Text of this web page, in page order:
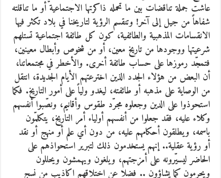
عاشت جملة تناقضات بين ما تحمله ذاكرتها الاجتماعية أو ما تناقلته
شفاهاً من جيل إلى آخر! وتنقسم الرؤية لتاريخنا في بلاد تكثر فيها
الانقسامات المذهبية والطائفية، كون كل طائفة اجتماعية تستلهم
شرعيتها ووجودها من تاريخ معين، أو من شخوص وأبطال معينين،
فتمجّد رموزها على حساب طائفة أخرى. والأخطر في مجتمعاتنا،
أن البعض من هؤلاء الجدد الذين اخترعتهم الأيام الجديدة، انتقل
من الوصاية على مذهبه أو طائفته، ليغدو ولياً على أمور التاريخ. فكما
استحوذوا على الدين وجعلوه مجرّد طقوس وأقانيم، ونصّبوا أنفسهم
وكلاء عليه، فقد جعلوا من أنفسهم أولياء أمر التاريخ، يتكلمّون
باسمه، ويطلقون أحكامهم عليه، من دون أي علم أو منهج أو نقد
أو رؤية عقلية.. إنهم يستخدمون ذلك لتبرير استحواذهم على
الحاضر ليسيّرونه على أمزجتهم، ويلغون ويهمشون ويحللون
ويحرمون كما يشاؤون .. فضلا عن اختلاقهم اكاذيب من نسج